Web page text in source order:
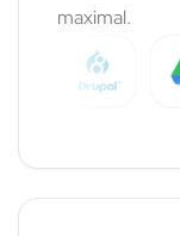
maximal.